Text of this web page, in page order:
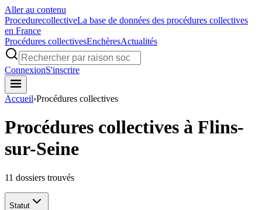
Aller au contenu
ProcedurecollectiveLa base de données des procédures collectives
en France
Procédures collectivesEnchèresActualités
ConnexionS'inscrire
Accueil›Procédures collectives
Procédures collectives à Flins-
sur-Seine
11 dossiers trouvés
Statut